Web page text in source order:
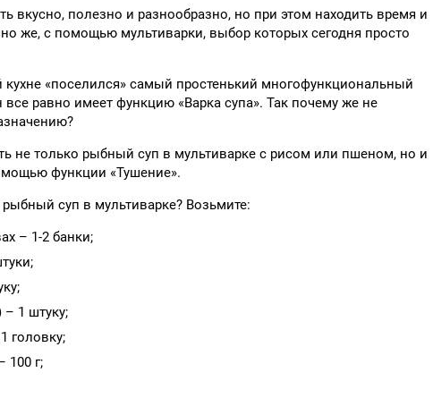
вкусно, полезно и разнообразно, но при этом находить время и
же, с помощью мультиварки, выбор которых сегодня просто
«поселился» самый простенький многофункциональный
равно имеет функцию «Варка супа». Так почему же не
не только рыбный суп в мультиварке с рисом или пшеном, но и
функции «Тушение».
рыбный суп в мультиварке? Возьмите:
– 1-2 банки;
– 1 штуку;
головку;
100 г;